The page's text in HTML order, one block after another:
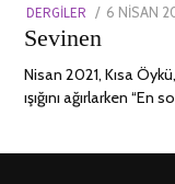
DERGILER
POSTED
6 NISAN
Sevinen
Nisan 2021, Kısa
ışığını ağırlarken